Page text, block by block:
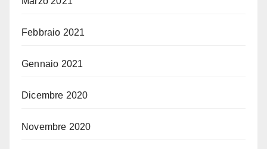
Febbraio 2021
Gennaio 2021
Dicembre 2020
Novembre 2020